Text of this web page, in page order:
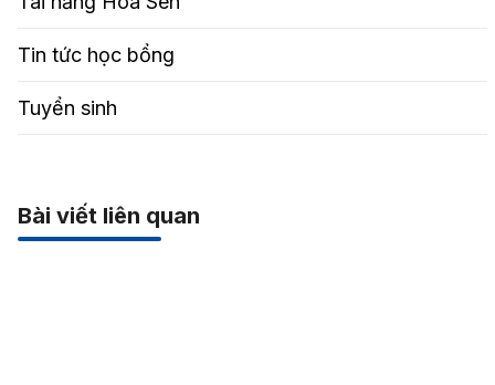
Tin tức học bổng
Tuyển sinh
Bài viết liên quan